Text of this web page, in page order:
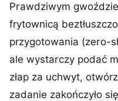
Prawdziwym
frytownicą
przygotowania (zero-
ale wystarczy podać
złap za uchwyt,
zadanie zakończyło